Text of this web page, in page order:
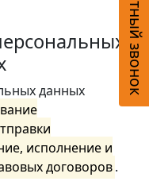
данных
исполнение и
договоров.
Обратный звонок